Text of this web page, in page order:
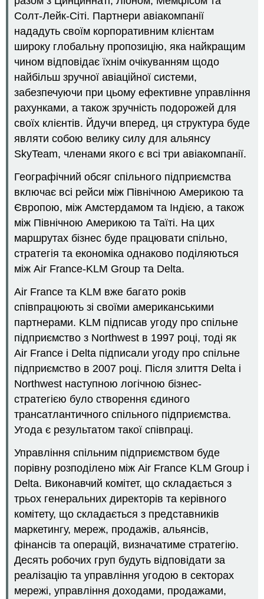
Солт-Лейк-Сіті. Партнери авіакомпанії
нададуть своїм корпоративним клієнтам
широку глобальну пропозицію, яка найкращим
чином відповідає їхнім очікуванням щодо
найбільш зручної авіаційної системи,
забезпечуючи при цьому ефективне управління
рахунками, а також зручність подорожей для
своїх клієнтів. Йдучи вперед, ця структура буде
являти собою велику силу для альянсу
SkyTeam, членами якого є всі три авіакомпанії.
Географічний обсяг спільного підприємства
включає всі рейси між Північною Америкою та
Європою, між Амстердамом та Індією, а також
між Північною Америкою та Таїті. На цих
маршрутах бізнес буде працювати спільно,
стратегія та економіка однаково поділяються
між Air France-KLM Group та Delta.
Air France та KLM вже багато років
співпрацюють зі своїми американськими
партнерами. KLM підписав угоду про спільне
підприємство з Northwest в 1997 році, тоді як
Air France і Delta підписали угоду про спільне
підприємство в 2007 році. Після злиття Delta і
Northwest наступною логічною бізнес-
стратегією було створення єдиного
трансатлантичного спільного підприємства.
Угода є результатом такої співпраці.
Управління спільним підприємством буде
порівну розподілено між Air France KLM Group і
Delta. Виконавчий комітет, що складається з
трьох генеральних директорів та керівного
комітету, що складається з представників
маркетингу, мереж, продажів, альянсів,
фінансів та операцій, визначатиме стратегію.
Десять робочих груп будуть відповідати за
реалізацію та управління угодою в секторах
мережі, управління доходами, продажами,